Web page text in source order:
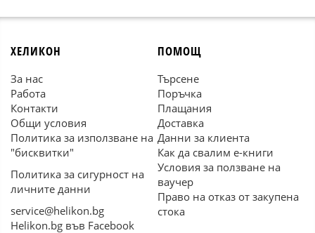
ХЕЛИКОН
За нас
Работа
Контакти
Общи условия
Политика за използване на
"бисквитки"
Политика за сигурност на
личните данни
service@helikon.bg
Helikon.bg във Facebook
ПОМОЩ
Търсене
Поръчка
Плащания
Доставка
Данни за клиента
Как да свалим е-книги
Условия за ползване на
ваучер
Право на отказ от закупена
стока